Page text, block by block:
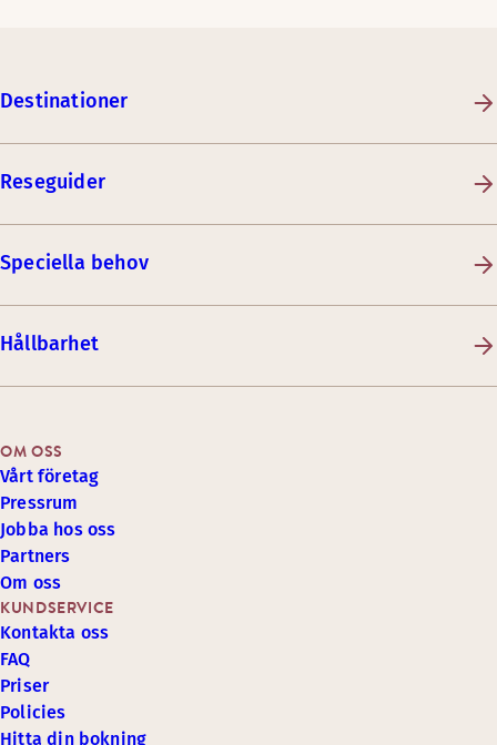
Destinationer
Reseguider
Speciella behov
Hållbarhet
KUNDSERVICE
Kontakta oss
FAQ
Priser
Policies
Hitta din bokning
OM OSS
Vårt företag
Pressrum
Jobba hos oss
Partners
Om oss